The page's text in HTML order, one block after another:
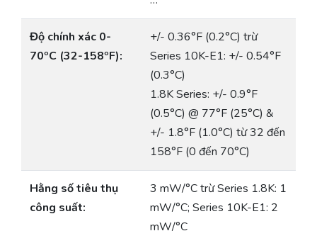
Độ chính xác 0-
70ºC (32-158ºF):
+/- 0.36°F (0.2°C) trừ
Series 10K-E1: +/- 0.54°F
(0.3°C)
1.8K Series: +/- 0.9°F
(0.5°C) @ 77°F (25°C) &
+/- 1.8°F (1.0°C) từ 32 đến
158°F (0 đến 70°C)
Hằng số tiêu thụ
công suất:
3 mW/°C trừ Series 1.8K: 1
mW/°C; Series 10K-E1: 2
mW/°C